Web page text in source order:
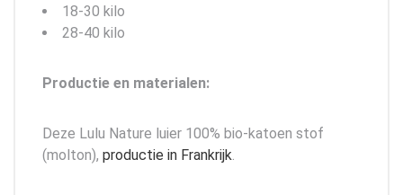
18-30 kilo
28-40 kilo
Productie en materialen:
Deze Lulu Nature luier 100% bio-katoen stof
(molton), productie in Frankrijk.